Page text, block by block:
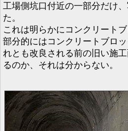
工場側坑口付近の一部分だけ
た。
これは明らかにコンクリート
部分的にはコンクリートブロ
れとも改良される前の旧い施
るのか、それは分からない。